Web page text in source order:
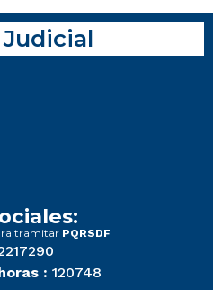
Judicial
tramitar PQRSDF
: 120748